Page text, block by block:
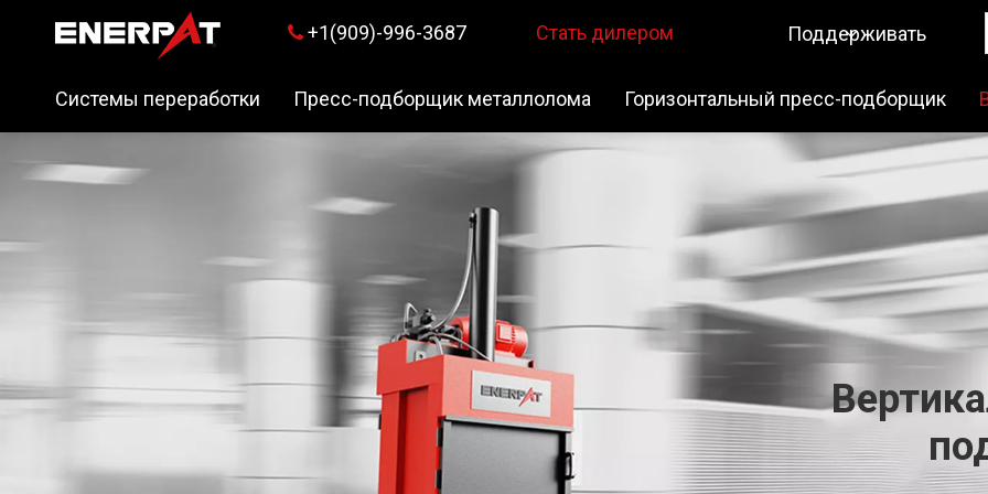
+1(909)-996-3687 Стать дилером Поддерживать
Системы переработки Пресс-подборщик металлолома Горизонтальный пресс-подборщик